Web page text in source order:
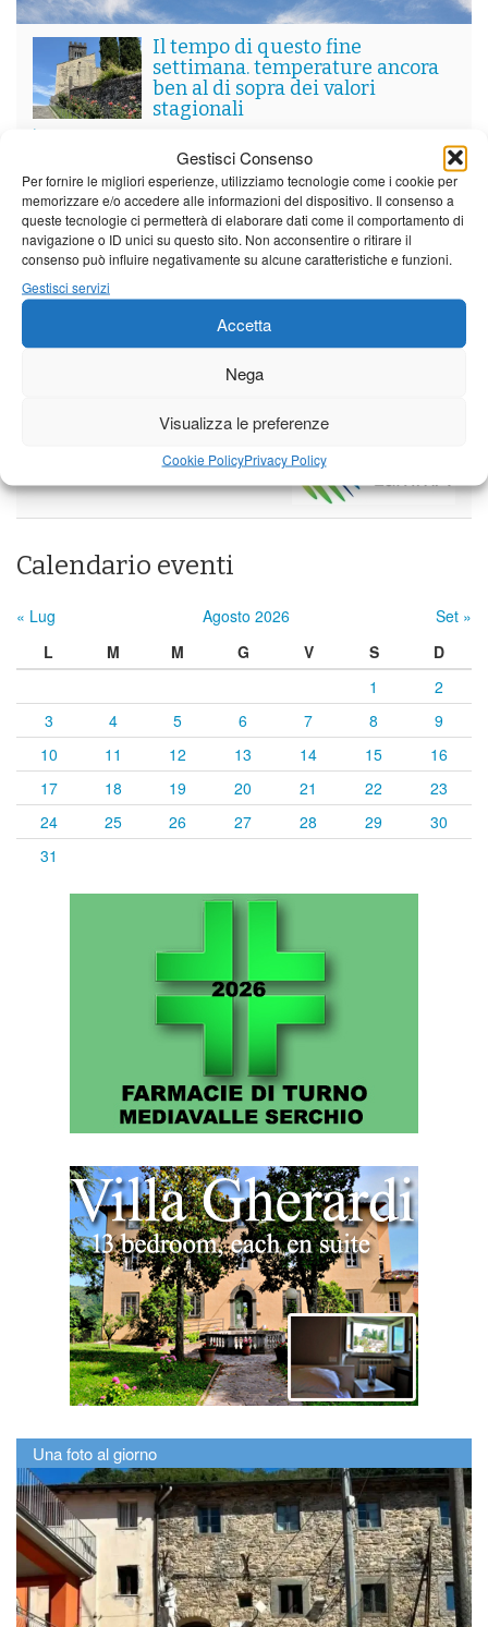
Gestisci Consenso
Per fornire le migliori esperienze, utilizziamo tecnologie come i cookie per
memorizzare e/o accedere alle informazioni del dispositivo. Il consenso a
queste tecnologie ci permetterà di elaborare dati come il comportamento di
navigazione o ID unici su questo sito. Non acconsentire o ritirare il
consenso può influire negativamente su alcune caratteristiche e funzioni.
Gestisci servizi
Accetta
Nega
Visualizza le preferenze
Cookie PolicyPrivacy Policy
Il tempo di questo fine
settimana. temperature ancora
ben al di sopra dei valori
stagionali
Leggi tutto…
Venerdì Sabato Domenica
Borgo a Mozzano
24°C|37°C 21°C|36°C 22°C|
Barga
24°C|34°C
Previsioni a cura di:
Calendario eventi
« Lug Agosto 2026
Set »
L
M M G V S
D
1
2
3
4 5 6 7 8
9
10
11 12 13 14 15
16
17
18 19 20 21 22
23
24
25 26 27 28 29
30
31
Una foto al giorno